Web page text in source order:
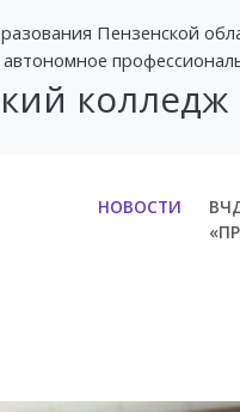
Пензенской
автономное
НОВОСТИ